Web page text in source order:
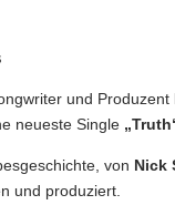
und Produzent
neueste Single
von Nick
und produziert.